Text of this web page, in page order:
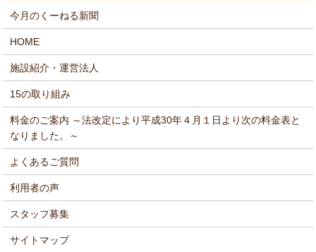
今月のくーねる新聞
HOME
施設紹介・運営法人
15の取り組み
料金のご案内 ～法改定により平成30年４月１日より次の料金表と
なりました。～
よくあるご質問
利用者の声
スタッフ募集
サイトマップ